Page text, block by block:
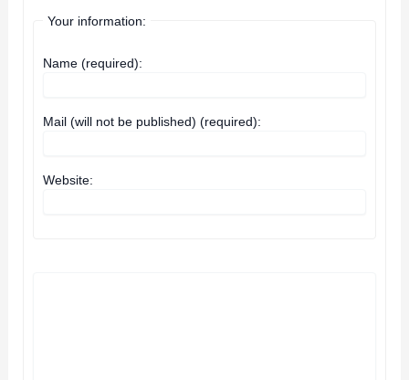
Your information:
Name (required):
Mail (will not be published) (required):
Website: